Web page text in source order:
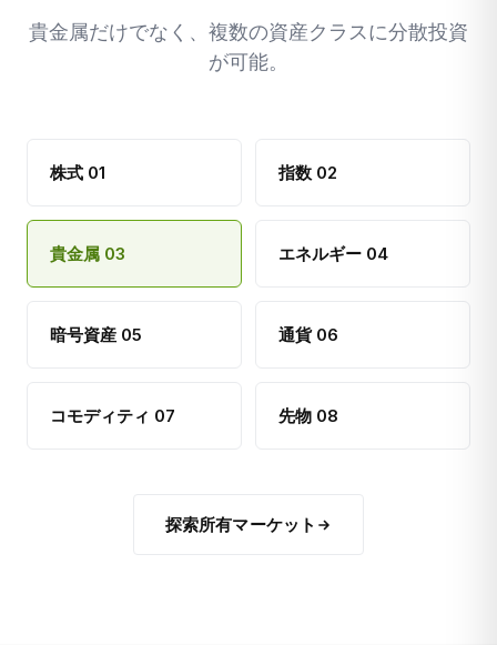
貴金属だけでなく、複数の資産クラスに分散投資
が可能。
株式 01 指数 02
貴金属 03 エネルギー 04
暗号資産 05 通貨 06
コモディティ 07 先物 08
探索所有マーケット